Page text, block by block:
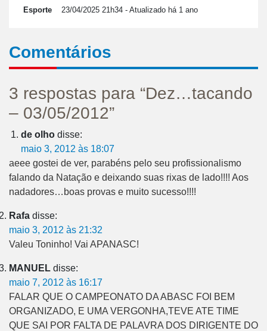
Esporte 23/04/2025 21h34 - Atualizado há 1 ano
Comentários
3 respostas para “Dez…tacando
– 03/05/2012”
de olho disse:
maio 3, 2012 às 18:07
aeee gostei de ver, parabéns pelo seu profissionalismo
falando da Natação e deixando suas rixas de lado!!!! Aos
nadadores…boas provas e muito sucesso!!!!
Rafa disse:
maio 3, 2012 às 21:32
Valeu Toninho! Vai APANASC!
MANUEL disse:
maio 7, 2012 às 16:17
FALAR QUE O CAMPEONATO DA ABASC FOI BEM
ORGANIZADO, E UMA VERGONHA,TEVE ATE TIME
QUE SAI POR FALTA DE PALAVRA DOS DIRIGENTE DO